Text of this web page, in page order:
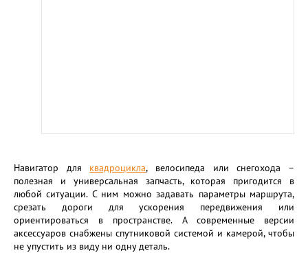
Навигатор для квадроцикла, велосипеда или снегохода –
полезная и универсальная запчасть, которая пригодится в
любой ситуации. С ним можно задавать параметры маршрута,
срезать дороги для ускорения передвижения или
ориентироваться в пространстве. А современные версии
аксессуаров снабжены спутниковой системой и камерой, чтобы
не упустить из виду ни одну деталь.